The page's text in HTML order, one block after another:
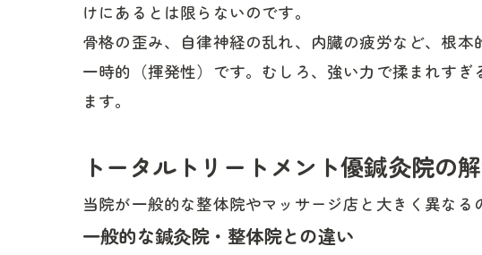
けにあるとは限らないのです。
骨格の歪み、自律神経の乱れ、内臓の疲労など、根
一時的（揮発性）です。むしろ、強い力で揉まれす
ます。
トータルトリートメント優鍼灸院の
当院が一般的な整体院やマッサージ店と大きく異な
一般的な鍼灸院・整体院との違い